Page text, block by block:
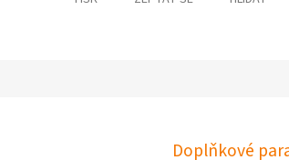
Doplňkové